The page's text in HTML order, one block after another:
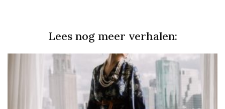
Lees nog meer verhalen: